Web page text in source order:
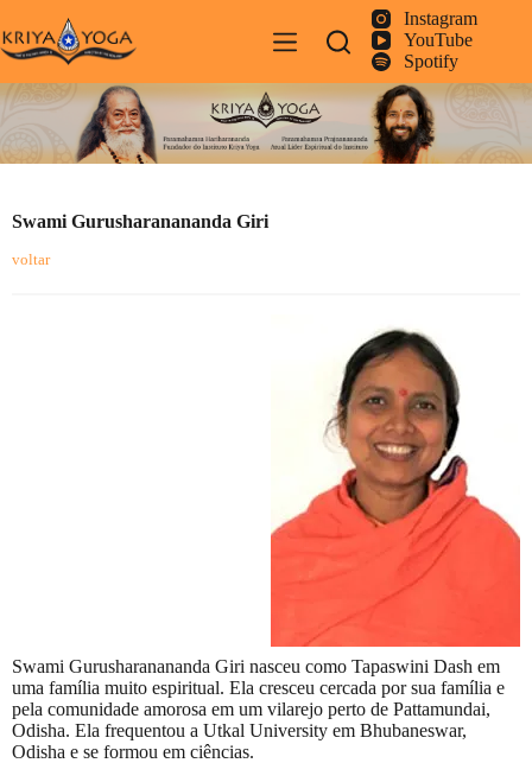
para
o
Instagram
YouTube
Spotify
Swami Gurusharanananda Giri
voltar
Swami Gurusharanananda Giri nasceu como Tapaswini Dash em
uma família muito espiritual. Ela cresceu cercada por sua família e
pela comunidade amorosa em um vilarejo perto de Pattamundai,
Odisha. Ela frequentou a Utkal University em Bhubaneswar,
Odisha e se formou em ciências.